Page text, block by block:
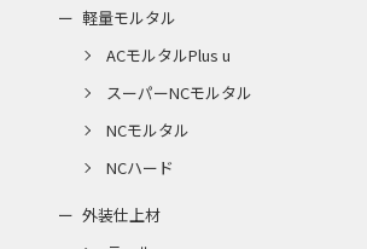
軽量モルタル
ACモルタルPlus u
スーパーNCモルタル
NCモルタル
NCハード
外装仕上材